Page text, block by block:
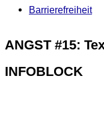
Barrierefreiheit
ANGST #15:
INFOBLOCK